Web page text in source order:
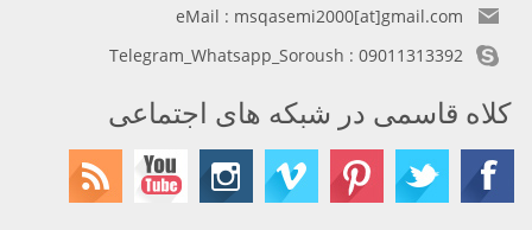
eMail : msqasemi2000[at]gmail.com
Telegram_Whatsapp_Soroush : 09011313392
کلاه قاسمی در شبکه های اجتماعی